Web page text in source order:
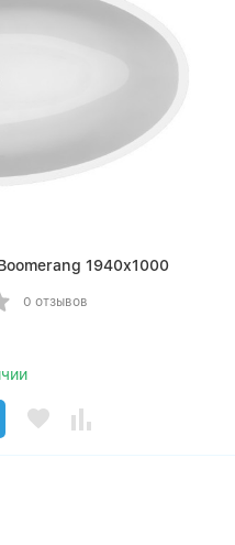
1940х1000
0 отзывов